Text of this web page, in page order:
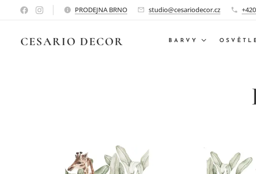
PRODEJNA BRNO studio@cesariodecor.cz
CESARIO DECOR BARVY